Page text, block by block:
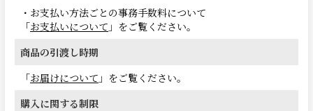
・お支払い方法ごとの事務手数料について
「お支払いについて 」をご覧ください。
商品の引渡し時期
「お届けについて 」をご覧ください。
購入に関する制限